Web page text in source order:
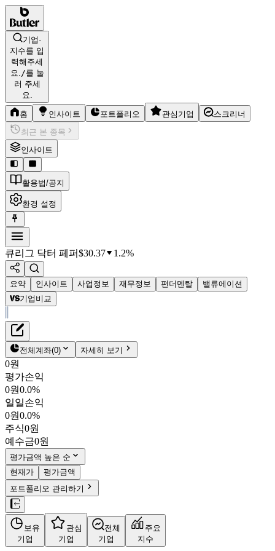
기업·
지수를 입
력해주세
요./를 눌
러 주세
요.
홈 인사이트 포트폴리오 관심기업
스크리너
최근 본 종목
인사이트
활용법/공지
환경 설정
큐리그 닥터 페퍼$30.37 1.2%
요약 인사이트 사업정보 재무정보 펀더멘탈
밸류에이션
기업비교
큐리그 닥터 페퍼
$30.37 1.2
KDP
NASDAQ
시가총액
PBR1.67
PER30.69
결산월12월
4분기누적 분기
연도
10년
5년
사업정보
더보기
재무정보
펀더멘탈
밸류에이션
전체계좌(0) 자세히 보기
0원
평가손익
0원0.0%
일일손익
0원0.0%
주식0원
예수금0원
평가금액 높은 순
현재가
평가금액
포트폴리오 관리하기
보유
기업
관심
기업
전체
기업
주요
지수